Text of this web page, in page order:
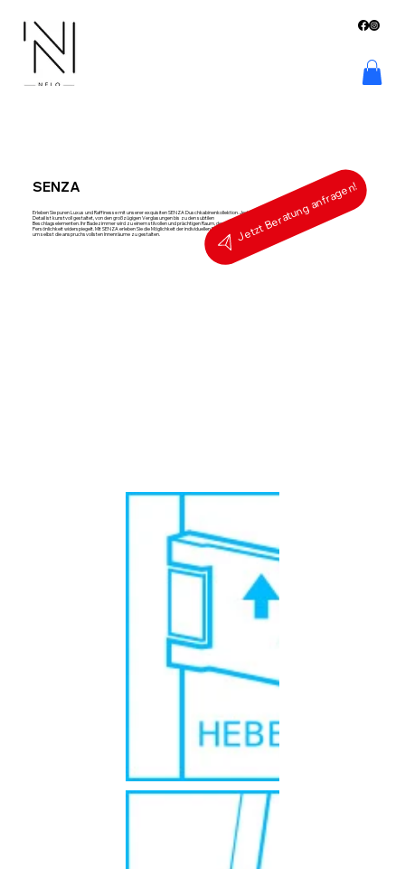
SENZA
Erleben Sie puren Luxus und Raffinesse mit unserer exquisiten SENZA Duschkabinenkollektion. Jedes
Detail ist kunstvoll gestaltet, von den großzügigen Verglasungen bis zu den subtilen
Beschlagselementen. Ihr Badezimmer wird zu einem stilvollen und prächtigen Raum, der Ihre
Persönlichkeit widerspiegelt. Mit SENZA erleben Sie die Möglichkeit der individuellen Personalisierung,
um selbst die anspruchsvollsten Innenräume zu gestalten.
Jetzt Beratung anfragen!